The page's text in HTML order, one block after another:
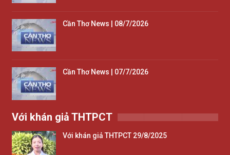
Cần Thơ News | 08/7/2026
Cần Thơ News | 07/7/2026
Với khán giả THTPCT
Với khán giả THTPCT 29/8/2025